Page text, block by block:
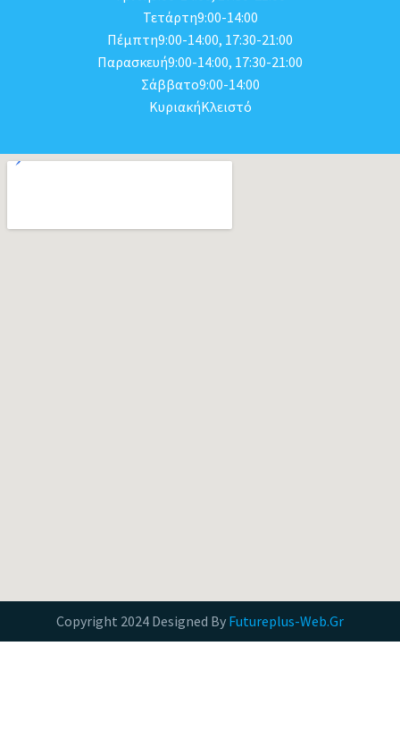
Τετάρτη9:00-14:00
Πέμπτη9:00-14:00, 17:30-21:00
Παρασκευή9:00-14:00, 17:30-21:00
Σάββατο9:00-14:00
ΚυριακήΚλειστό
Copyright 2024 Designed By Futureplus-Web.Gr